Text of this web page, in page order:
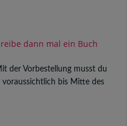
dann mal ein Buch
der Vorbestellung musst du
bis Mitte des